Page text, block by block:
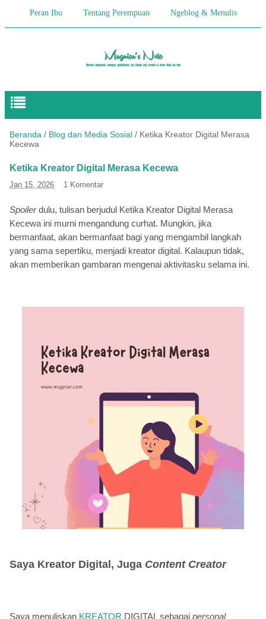
Peran Ibu Tentang Perempuan Ngeblog & Menulis
Pendidikan Anak
Beranda / Blog dan Media Sosial / Ketika Kreator Digital Merasa
Kecewa
Ketika Kreator Digital Merasa Kecewa
Jan 15, 2026 1 Komentar
Spoilerdulu, tulisan berjudul Ketika Kreator Digital Merasa
Kecewa ini murni mengandung curhat. Mungkin, jika
bermanfaat, akan bermanfaat bagi yang mengambil langkah
yang sama sepertiku, menjadi kreator digital. Kalaupun tidak,
akan memberikan gambaran mengenai aktivitasku selama ini.
Saya Kreator Digital, Juga Content Creator
Saya menuliskan KREATOR DIGITAL sebagai personal